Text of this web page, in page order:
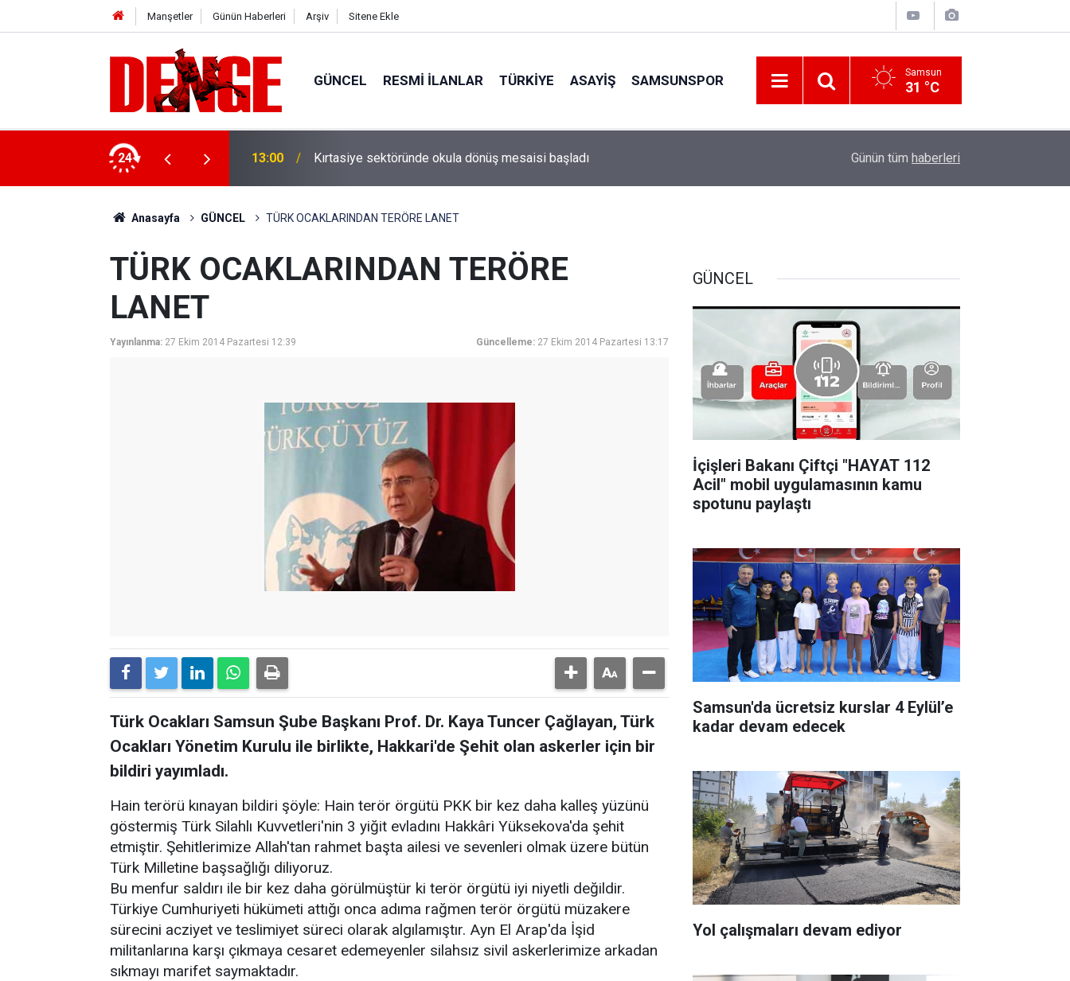
Manşetler Günün Haberleri Arşiv Sitene Ekle
GÜNCEL RESMI İLANLAR TÜRKİYE ASAYİŞ SAMSUNSPOR Samsun
31 °C
24
lira finansman sağlandı 13:00 Kırtasiye sektöründe okula dönüş mesaisi başladı Günün tüm haberleri
Anasayfa GÜNCEL TÜRK OCAKLARINDAN TERÖRE LANET
TÜRK OCAKLARINDAN TERÖRE
LANET
Yayınlanma: 27 Ekim 2014 Pazartesi 12:39 Güncelleme: 27 Ekim 2014 Pazartesi 13:17
Türk Ocakları Samsun Şube Başkanı Prof. Dr. Kaya Tuncer Çağlayan, Türk
Ocakları Yönetim Kurulu ile birlikte, Hakkari'de Şehit olan askerler için bir
bildiri yayımladı.
Hain terörü kınayan bildiri şöyle: Hain terör örgütü PKK bir kez daha kalleş yüzünü
göstermiş Türk Silahlı Kuvvetleri'nin 3 yiğit evladını Hakkâri Yüksekova'da şehit
etmiştir. Şehitlerimize Allah'tan rahmet başta ailesi ve sevenleri olmak üzere bütün
Türk Milletine başsağlığı diliyoruz.
Bu menfur saldırı ile bir kez daha görülmüştür ki terör örgütü iyi niyetli değildir.
Türkiye Cumhuriyeti hükümeti attığı onca adıma rağmen terör örgütü müzakere
sürecini acziyet ve teslimiyet süreci olarak algılamıştır. Ayn El Arap'da İşid
militanlarına karşı çıkmaya cesaret edemeyenler silahsız sivil askerlerimize arkadan
sıkmayı marifet saymaktadır.
GÜNCEL
İçişleri Bakanı Çiftçi "HAYAT 112
Acil" mobil uygulamasının kamu
spotunu paylaştı
Samsun'da ücretsiz kurslar 4 Eylül’e
kadar devam edecek
Yol çalışmaları devam ediyor